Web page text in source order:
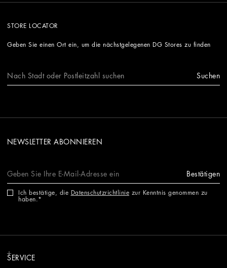
STORE LOCATOR
Geben Sie einen Ort ein, um die nächstgelegenen DG Stores zu finden
Suchen
NEWSLETTER ABONNIEREN
Bestätigen
Ich bestätige, die Datenschutzrichtlinie zur Kenntnis genommen zu
haben.
SERVICE